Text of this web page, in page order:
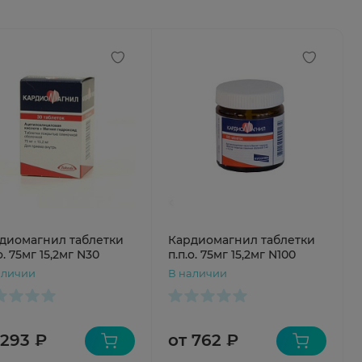
таблетки
75мг 15,2мг N30
₽
Кардиомагнил таблетки
п.п.о. 75мг 15,2мг N100
В наличии
от 762 ₽